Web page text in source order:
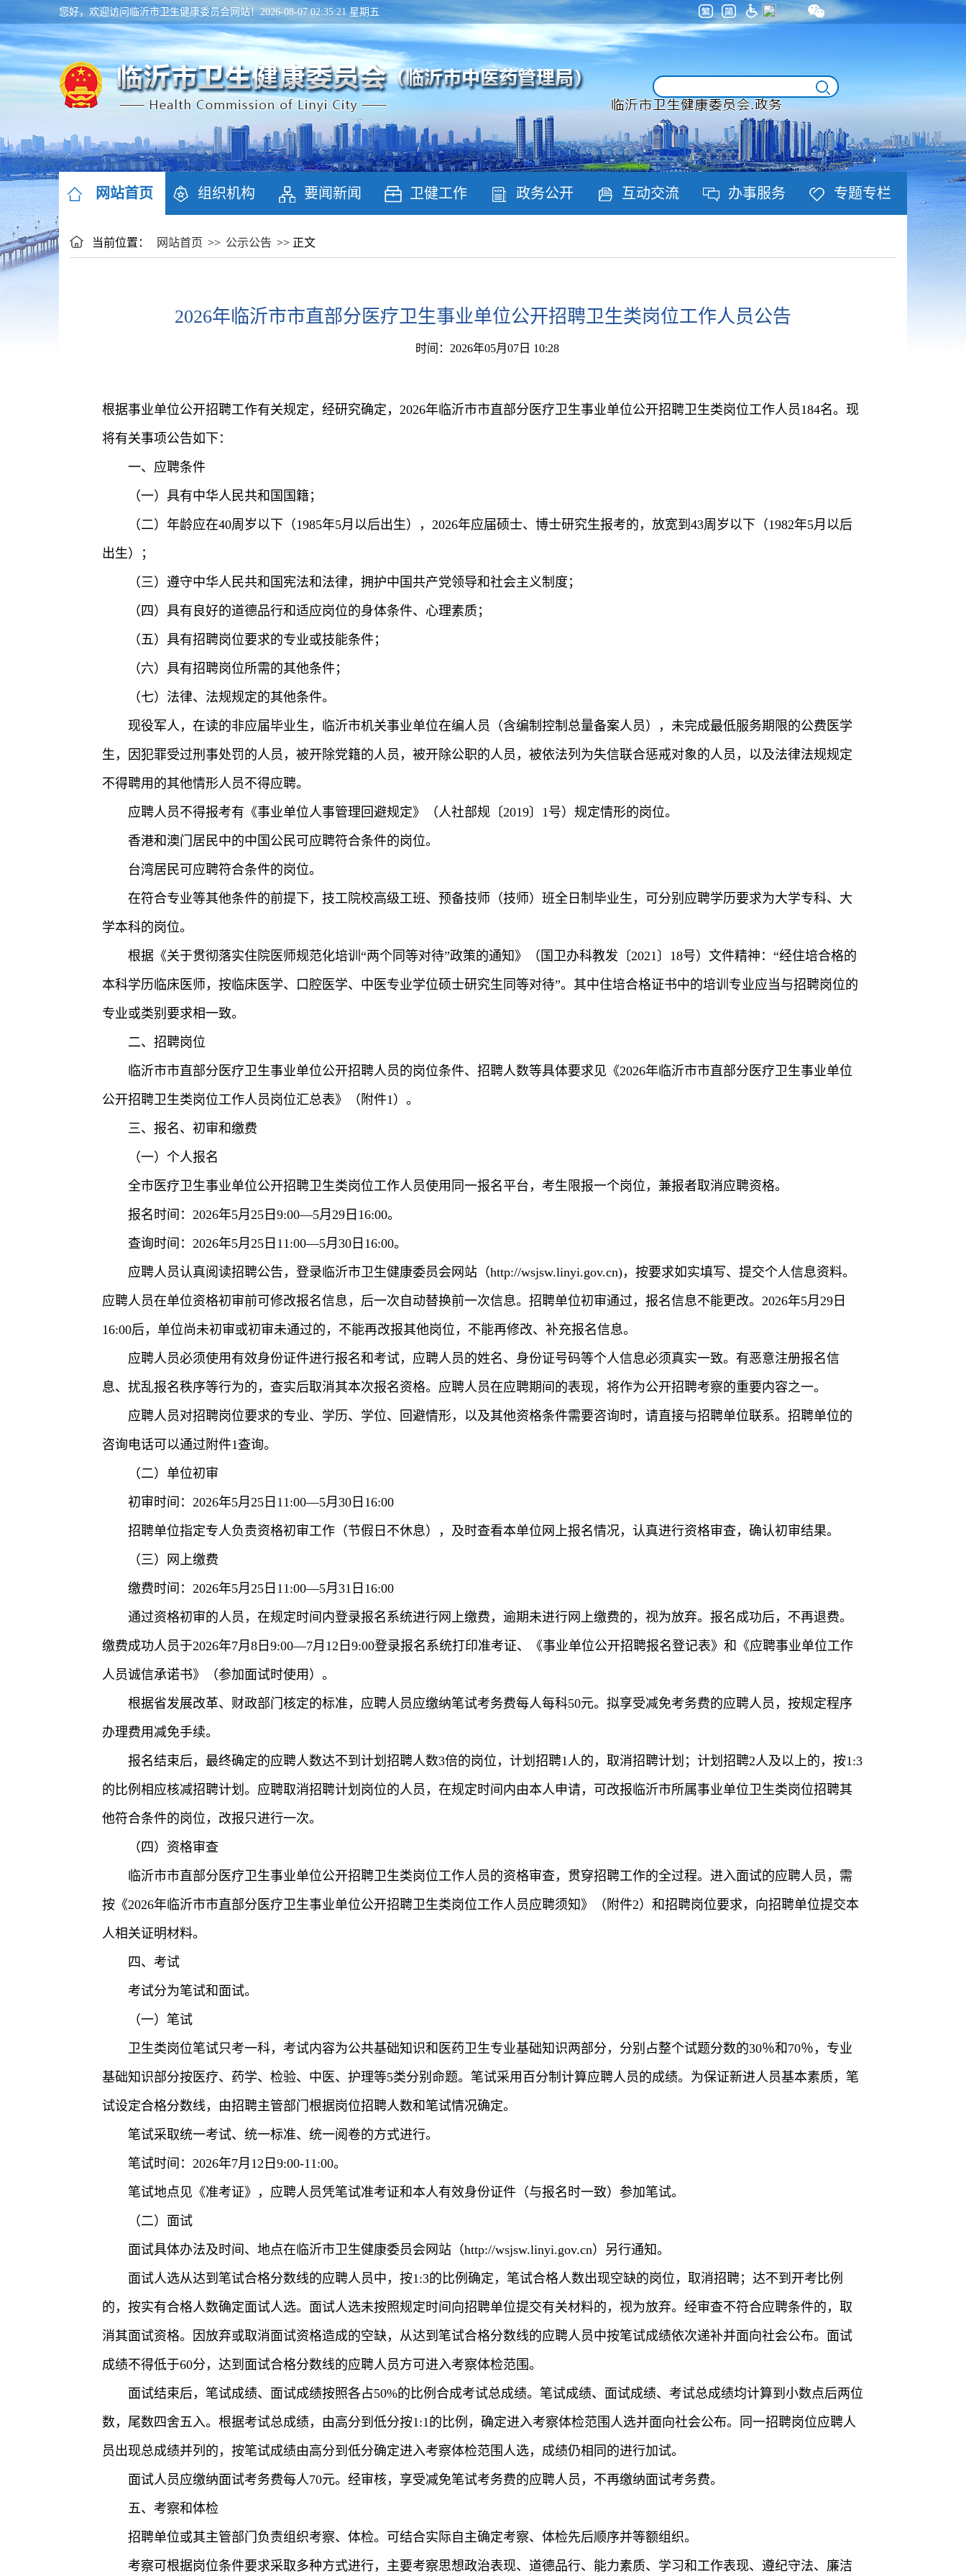
您好，欢迎访问临沂市卫生健康委员会网站！2026-08-07 02:35:22 星期五
网站首页 组织机构 要闻新闻 卫健工作 政务公开 互动交流 办事服务 专题专栏
当前位置： 网站首页 >> 公示公告 >> 正文
2026年临沂市市直部分医疗卫生事业单位公开招聘卫生类岗位工作人员公告
时间：2026年05月07日 10:28
根据事业单位公开招聘工作有关规定，经研究确定，2026年临沂市市直部分医疗卫生事业单位公开招聘卫生类岗位工作人员184名。现
将有关事项公告如下：
一、应聘条件
（一）具有中华人民共和国国籍；
（二）年龄应在40周岁以下（1985年5月以后出生），2026年应届硕士、博士研究生报考的，放宽到43周岁以下（1982年5月以后
出生）；
（三）遵守中华人民共和国宪法和法律，拥护中国共产党领导和社会主义制度；
（四）具有良好的道德品行和适应岗位的身体条件、心理素质；
（五）具有招聘岗位要求的专业或技能条件；
（六）具有招聘岗位所需的其他条件；
（七）法律、法规规定的其他条件。
现役军人，在读的非应届毕业生，临沂市机关事业单位在编人员（含编制控制总量备案人员），未完成最低服务期限的公费医学
生，因犯罪受过刑事处罚的人员，被开除党籍的人员，被开除公职的人员，被依法列为失信联合惩戒对象的人员，以及法律法规规定
不得聘用的其他情形人员不得应聘。
应聘人员不得报考有《事业单位人事管理回避规定》（人社部规〔2019〕1号）规定情形的岗位。
香港和澳门居民中的中国公民可应聘符合条件的岗位。
台湾居民可应聘符合条件的岗位。
在符合专业等其他条件的前提下，技工院校高级工班、预备技师（技师）班全日制毕业生，可分别应聘学历要求为大学专科、大
学本科的岗位。
根据《关于贯彻落实住院医师规范化培训“两个同等对待”政策的通知》（国卫办科教发〔2021〕18号）文件精神：“经住培合格的
本科学历临床医师，按临床医学、口腔医学、中医专业学位硕士研究生同等对待”。其中住培合格证书中的培训专业应当与招聘岗位的
专业或类别要求相一致。
二、招聘岗位
临沂市市直部分医疗卫生事业单位公开招聘人员的岗位条件、招聘人数等具体要求见《2026年临沂市市直部分医疗卫生事业单位
公开招聘卫生类岗位工作人员岗位汇总表》（附件1）。
三、报名、初审和缴费
（一）个人报名
全市医疗卫生事业单位公开招聘卫生类岗位工作人员使用同一报名平台，考生限报一个岗位，兼报者取消应聘资格。
报名时间：2026年5月25日9:00—5月29日16:00。
查询时间：2026年5月25日11:00—5月30日16:00。
应聘人员认真阅读招聘公告，登录临沂市卫生健康委员会网站（http://wsjsw.linyi.gov.cn)，按要求如实填写、提交个人信息资料。
应聘人员在单位资格初审前可修改报名信息，后一次自动替换前一次信息。招聘单位初审通过，报名信息不能更改。2026年5月29日
16:00后，单位尚未初审或初审未通过的，不能再改报其他岗位，不能再修改、补充报名信息。
应聘人员必须使用有效身份证件进行报名和考试，应聘人员的姓名、身份证号码等个人信息必须真实一致。有恶意注册报名信
息、扰乱报名秩序等行为的，查实后取消其本次报名资格。应聘人员在应聘期间的表现，将作为公开招聘考察的重要内容之一。
应聘人员对招聘岗位要求的专业、学历、学位、回避情形，以及其他资格条件需要咨询时，请直接与招聘单位联系。招聘单位的
咨询电话可以通过附件1查询。
（二）单位初审
初审时间：2026年5月25日11:00—5月30日16:00
招聘单位指定专人负责资格初审工作（节假日不休息），及时查看本单位网上报名情况，认真进行资格审查，确认初审结果。
（三）网上缴费
缴费时间：2026年5月25日11:00—5月31日16:00
通过资格初审的人员，在规定时间内登录报名系统进行网上缴费，逾期未进行网上缴费的，视为放弃。报名成功后，不再退费。
缴费成功人员于2026年7月8日9:00—7月12日9:00登录报名系统打印准考证、《事业单位公开招聘报名登记表》和《应聘事业单位工作
人员诚信承诺书》（参加面试时使用）。
根据省发展改革、财政部门核定的标准，应聘人员应缴纳笔试考务费每人每科50元。拟享受减免考务费的应聘人员，按规定程序
办理费用减免手续。
报名结束后，最终确定的应聘人数达不到计划招聘人数3倍的岗位，计划招聘1人的，取消招聘计划；计划招聘2人及以上的，按1:3
的比例相应核减招聘计划。应聘取消招聘计划岗位的人员，在规定时间内由本人申请，可改报临沂市所属事业单位卫生类岗位招聘其
他符合条件的岗位，改报只进行一次。
（四）资格审查
临沂市市直部分医疗卫生事业单位公开招聘卫生类岗位工作人员的资格审查，贯穿招聘工作的全过程。进入面试的应聘人员，需
按《2026年临沂市市直部分医疗卫生事业单位公开招聘卫生类岗位工作人员应聘须知》（附件2）和招聘岗位要求，向招聘单位提交本
人相关证明材料。
四、考试
考试分为笔试和面试。
（一）笔试
卫生类岗位笔试只考一科，考试内容为公共基础知识和医药卫生专业基础知识两部分，分别占整个试题分数的30％和70％，专业
基础知识部分按医疗、药学、检验、中医、护理等5类分别命题。笔试采用百分制计算应聘人员的成绩。为保证新进人员基本素质，笔
试设定合格分数线，由招聘主管部门根据岗位招聘人数和笔试情况确定。
笔试采取统一考试、统一标准、统一阅卷的方式进行。
笔试时间：2026年7月12日9:00-11:00。
笔试地点见《准考证》，应聘人员凭笔试准考证和本人有效身份证件（与报名时一致）参加笔试。
（二）面试
面试具体办法及时间、地点在临沂市卫生健康委员会网站（http://wsjsw.linyi.gov.cn）另行通知。
面试人选从达到笔试合格分数线的应聘人员中，按1:3的比例确定，笔试合格人数出现空缺的岗位，取消招聘；达不到开考比例
的，按实有合格人数确定面试人选。面试人选未按照规定时间向招聘单位提交有关材料的，视为放弃。经审查不符合应聘条件的，取
消其面试资格。因放弃或取消面试资格造成的空缺，从达到笔试合格分数线的应聘人员中按笔试成绩依次递补并面向社会公布。面试
成绩不得低于60分，达到面试合格分数线的应聘人员方可进入考察体检范围。
面试结束后，笔试成绩、面试成绩按照各占50%的比例合成考试总成绩。笔试成绩、面试成绩、考试总成绩均计算到小数点后两位
数，尾数四舍五入。根据考试总成绩，由高分到低分按1:1的比例，确定进入考察体检范围人选并面向社会公布。同一招聘岗位应聘人
员出现总成绩并列的，按笔试成绩由高分到低分确定进入考察体检范围人选，成绩仍相同的进行加试。
面试人员应缴纳面试考务费每人70元。经审核，享受减免笔试考务费的应聘人员，不再缴纳面试考务费。
五、考察和体检
招聘单位或其主管部门负责组织考察、体检。可结合实际自主确定考察、体检先后顺序并等额组织。
考察可根据岗位条件要求采取多种方式进行，主要考察思想政治表现、道德品行、能力素质、学习和工作表现、遵纪守法、廉洁